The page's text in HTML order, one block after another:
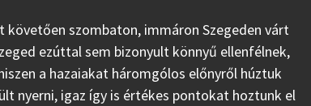
követően szombaton, immáron Szegeden várt
ezúttal sem bizonyult könnyű ellenfélnek,
a hazaiakat háromgólos előnyről húztuk
nyerni, igaz így is értékes pontokat hoztunk el